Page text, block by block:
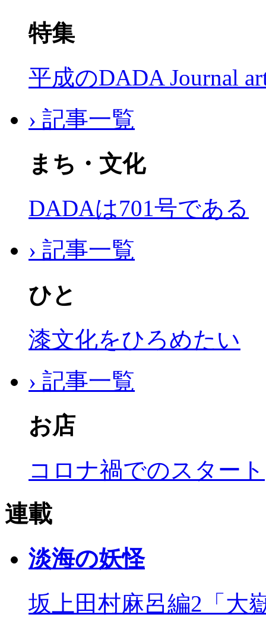
特集
平成のDADA Journal
› 記事一覧
まち・文化
DADAは701号である
› 記事一覧
ひと
漆文化をひろめたい
› 記事一覧
お店
コロナ禍でのスタート
連載
淡海の妖怪
坂上田村麻呂編2「大